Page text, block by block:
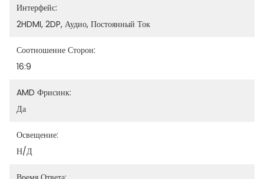
Интерфейс:
2HDMI, 2DP, Аудио, Постоянный Ток
Соотношение Сторон:
16:9
AMD Фрисинк:
Да
Освещение:
Н/Д